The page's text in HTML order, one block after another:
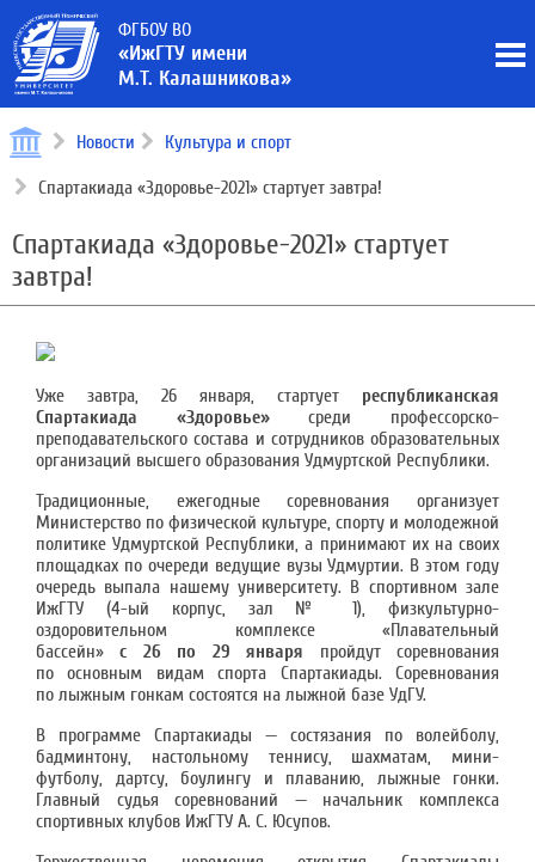
ФГБОУ ВО
«ИжГТУ имени
М.Т. Калашникова»
Новости Культура и спорт
Спартакиада «Здоровье-2021» стартует завтра!
Спартакиада «Здоровье-2021» стартует
завтра!
Уже завтра, 26 января, стартует республиканская
Спартакиада «Здоровье»среди профессорско-
преподавательского состава и сотрудников образовательных
организаций высшего образования Удмуртской Республики.
Традиционные, ежегодные соревнования организует
Министерство по физической культуре, спорту и молодежной
политике Удмуртской Республики, а принимают их на своих
площадках по очереди ведущие вузы Удмуртии. В этом году
очередь выпала нашему университету. В спортивном зале
ИжГТУ (4-ый корпус, зал № 1), физкультурно-
оздоровительном комплексе «Плавательный
бассейн» с 26 по 29 января пройдут соревнования
по основным видам спорта Спартакиады. Соревнования
по лыжным гонкам состоятся на лыжной базе УдГУ.
В программе Спартакиады — состязания по волейболу,
бадминтону, настольному теннису, шахматам, мини-
футболу, дартсу, боулингу и плаванию, лыжные гонки.
Главный судья соревнований — начальник комплекса
спортивных клубов ИжГТУ А. С. Юсупов.